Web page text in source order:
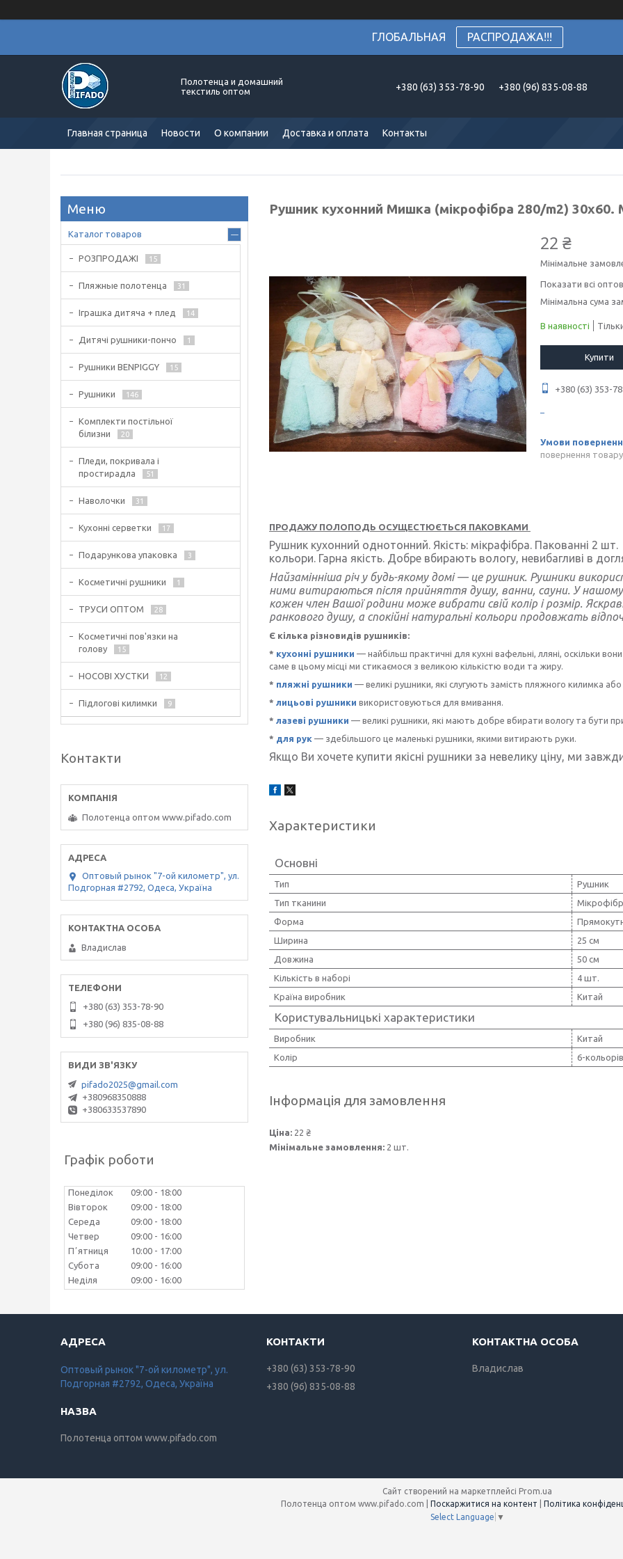
ГЛОБАЛЬНАЯ РАСПРОДАЖА!!!
Полотенца и домашний
текстиль оптом
+380 (63) 353-78-90 +380 (96) 835-08-88
Главная страница Новости О компании Доставка и оплата Контакты
Рушник кухонний Мишка (мікрофібра 280/m2)
22 ₴
Мінімальне
Показати всі
Мінімальна сума
В наявності
Купити
+380 (63) 353-
повернення
ПРОДАЖУ ПОЛОПОДЬ ОСУЩЕСТЮЄТЬСЯ ПАКОВКАМИ
Рушник кухонний однотонний. Якість: мікрафібра. Пакованні 2
кольори. Гарна якість. Добре вбирають вологу, невибагливі в
Найзамінніша річ у будь-якому домі — це рушник. Рушники
ними витираються після прийняття душу, ванни, сауни. У
кожен член Вашої родини може вибрати свій колір і розмір.
ранкового душу, а спокійні натуральні кольори продовжать
Є кілька різновидів рушників:
* кухонні рушники — найбільш практичні для кухні вафельні, лляні, оскільки
саме в цьому місці ми стикаємося з великою кількістю води та жиру.
* пляжні рушники — великі рушники, які слугують замість пляжного килимка
* лицьові рушники використовуються для вмивання.
* лазеві рушники — великі рушники, які мають добре вбирати вологу та бути
* для рук — здебільшого це маленькі рушники, якими витирають руки.
Якщо Ви хочете купити якісні рушники за невелику ціну, ми
Характеристики
Основні
Тип
Рушник
Тип тканини
Форма
Ширина
25 см
Довжина
50 см
Кількість в наборі
4 шт.
Країна виробник
Китай
Користувальницькі характеристики
Виробник
Китай
Колір
6-кольорів
Інформація для замовлення
Ціна: 22 ₴
Мінімальне замовлення: 2 шт.
Каталог товаров
РОЗПРОДАЖІ 15
Пляжные полотенца 31
Іграшка дитяча + плед 14
Дитячі рушники-пончо 1
Рушники BENPIGGY 15
Рушники 146
Комплекти постільної
білизни
20
Пледи, покривала і
простирадла
51
Наволочки 31
Кухонні серветки 17
Подарункова упаковка 3
Косметичні рушники 1
ТРУСИ ОПТОМ 28
Косметичні пов'язки на
голову
15
НОСОВІ ХУСТКИ 12
Підлогові килимки 9
Контакти
Полотенца оптом www.pifado.com
Оптовый рынок "7-ой километр", ул.
Подгорная #2792, Одеса, Україна
Владислав
+380 (63) 353-78-90
+380 (96) 835-08-88
pifado2025@gmail.com
+380968350888
+380633537890
Графік роботи
Понеділок 09:00
18:00
Вівторок
09:00
18:00
Середа
09:00
18:00
Четвер
09:00
16:00
Пʼятниця
10:00
17:00
Субота
09:00
16:00
Неділя
09:00 16:00
Оптовый рынок "7-ой километр", ул.
Подгорная #2792, Одеса, Україна
Полотенца оптом www.pifado.com
+380 (63) 353-78-90
+380 (96) 835-08-88
Владислав
Сайт створений на маркетплейсі Prom.ua
Поскаржитися на контент
Політика
Select Language ▼